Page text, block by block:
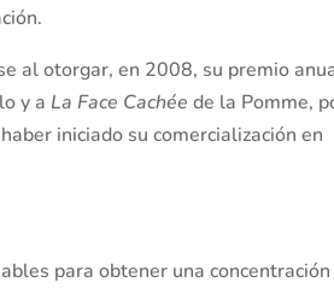
al otorgar, en 2008, su premio
y a La Face Cachée de la Pomme,
iniciado su comercialización en
para obtener una concentración